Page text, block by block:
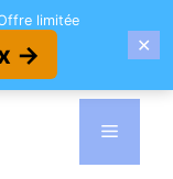
Menu
limitée
→ ✕